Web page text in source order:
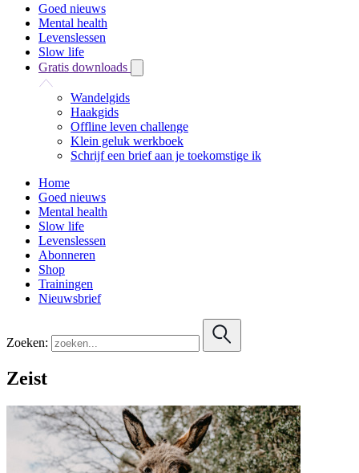
Goed nieuws
Mental health
Levenslessen
Slow life
Gratis downloads
Wandelgids
Haakgids
Offline leven challenge
Klein geluk werkboek
Schrijf een brief aan je toekomstige ik
Home
Goed nieuws
Mental health
Slow life
Levenslessen
Abonneren
Shop
Trainingen
Nieuwsbrief
Zoeken:
Zeist